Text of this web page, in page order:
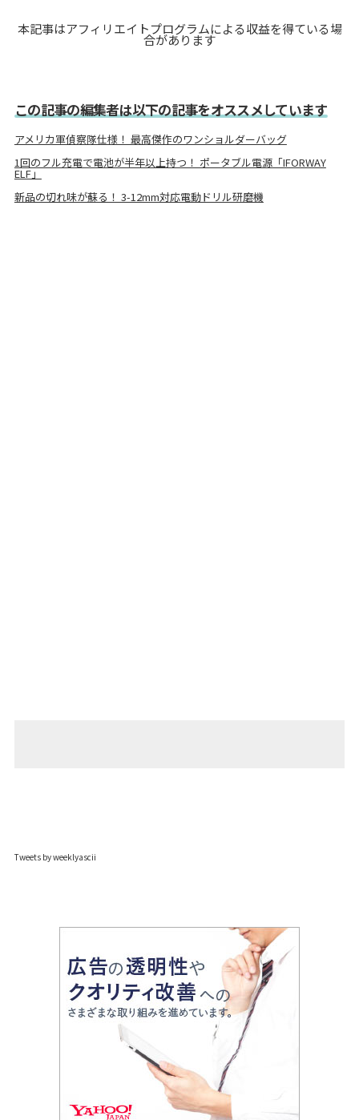
本記事はアフィリエイトプログラムによる収益を得ている場
合があります
この記事の編集者は以下の記事をオススメしています
アメリカ軍偵察隊仕様！ 最高傑作のワンショルダーバッグ
1回のフル充電で電池が半年以上持つ！ ポータブル電源「IFORWAY
ELF」
新品の切れ味が蘇る！ 3-12mm対応電動ドリル研磨機
Tweets by weeklyascii